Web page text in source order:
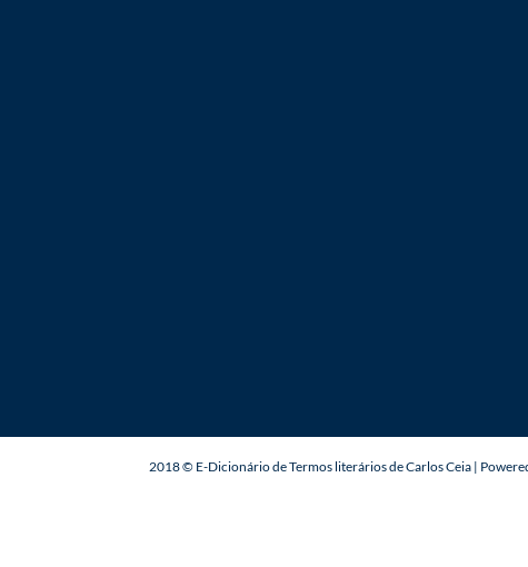
2018 © E-Dicionário de Termos literários de Carlos Ceia |